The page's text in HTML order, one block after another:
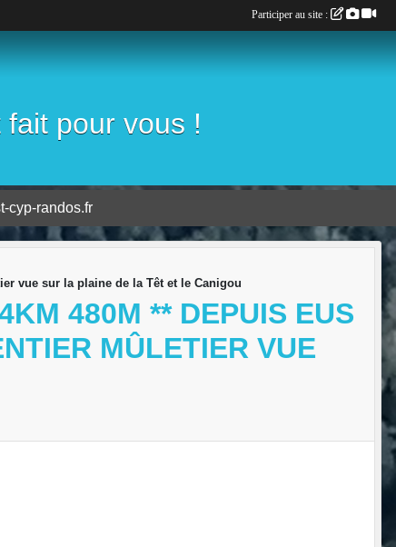
pour vous !
cyp-randos.fr
vue sur la plaine de la Têt et le Canigou
480M ** DEPUIS EUS
MÛLETIER VUE
Participer au site :